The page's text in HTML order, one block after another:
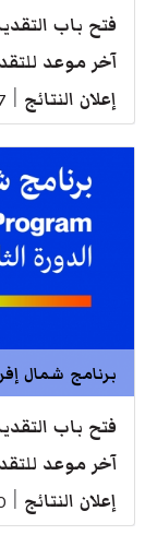
فتح باب
آخر موعد
إعلان النتائج
برنامج شمال
فتح باب
آخر موعد
إعلان النتائج